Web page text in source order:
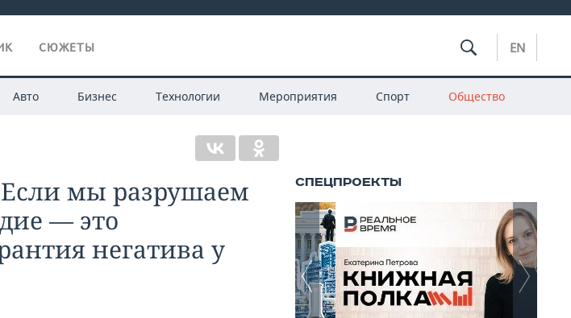
СЮЖЕТЫ EN
Авто Бизнес Технологии Мероприятия Спорт Общество
мы разрушаем
— это
негатива у